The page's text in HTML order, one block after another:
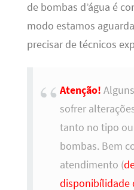
de bombas d’água é
modo estamos
precisar de técnicos
Atenção!
sofrer
tanto no tipo
bombas. Bem
atendimento (
disponibílidade